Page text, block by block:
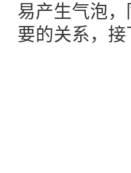
易产生气泡
要的关系，